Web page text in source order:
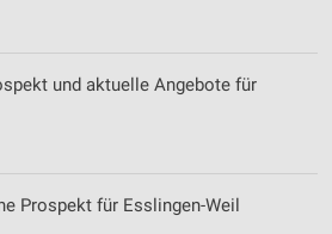
und aktuelle Angebote für
Prospekt für Esslingen-Weil